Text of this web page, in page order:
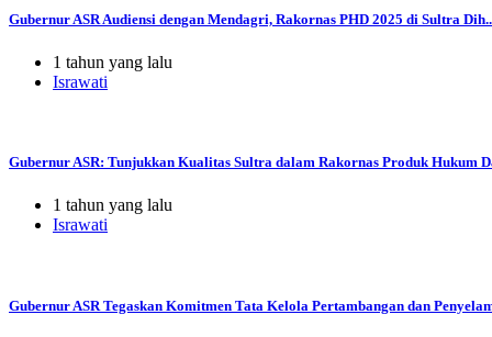
Gubernur ASR Audiensi dengan Mendagri, Rakornas PHD 2025 di Sultra
1 tahun yang lalu
Israwati
Gubernur ASR: Tunjukkan Kualitas Sultra dalam Rakornas Produk Hukum
1 tahun yang lalu
Israwati
Gubernur ASR Tegaskan Komitmen Tata Kelola Pertambangan dan